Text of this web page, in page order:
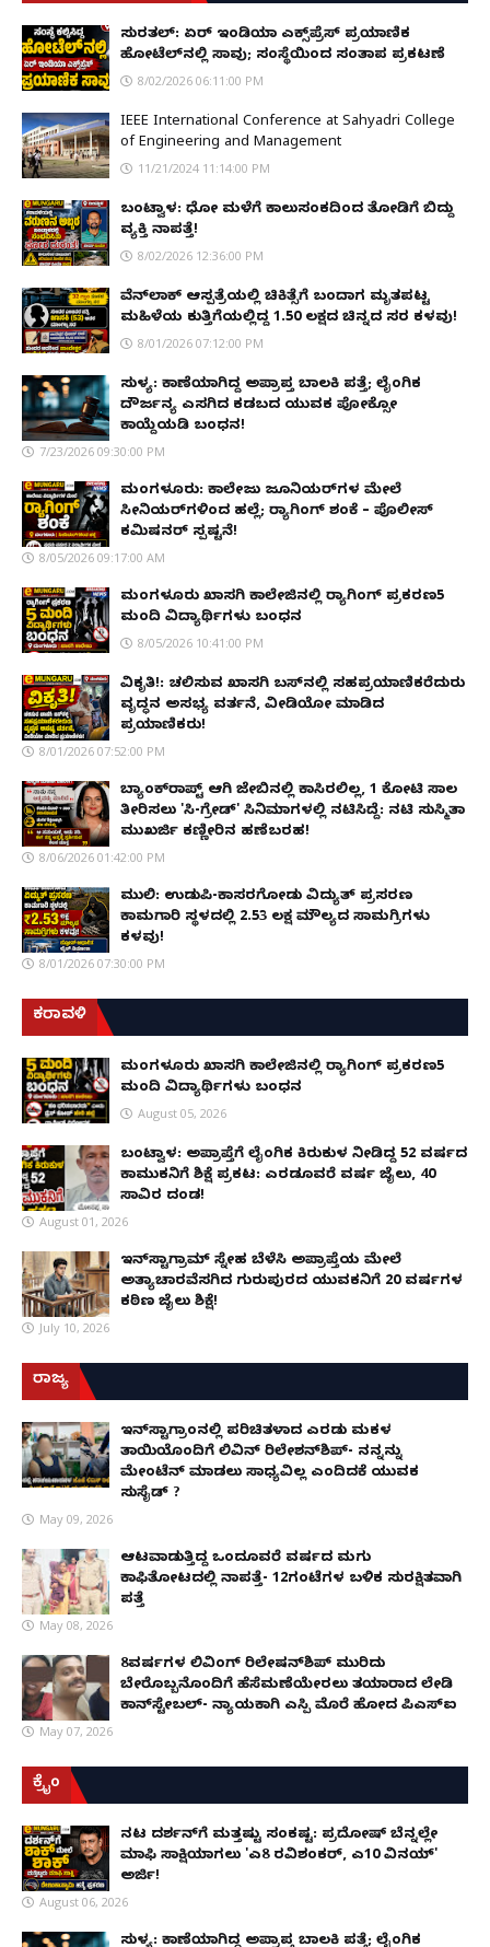
ಸುರತ್ಕಲ್: ಏರ್ ಇಂಡಿಯಾ ಎಕ್ಸ್‌ಪ್ರೆಸ್ ಪ್ರಯಾಣಿಕ
ಹೋಟೆಲ್‌ನಲ್ಲಿ ಸಾವು; ಸಂಸ್ಥೆಯಿಂದ ಸಂತಾಪ ಪ್ರಕಟಣೆ
8/02/2026 06:11:00 PM
IEEE International Conference at Sahyadri College
of Engineering and Management
11/21/2024 11:14:00 PM
ಬಂಟ್ವಾಳ: ಧೋ ಮಳೆಗೆ ಕಾಲುಸಂಕದಿಂದ ತೋಡಿಗೆ ಬಿದ್ದು
ವ್ಯಕ್ತಿ ನಾಪತ್ತೆ!
8/02/2026 12:36:00 PM
ವೆನ್‌ಲಾಕ್ ಆಸ್ಪತ್ರೆಯಲ್ಲಿ ಚಿಕಿತ್ಸೆಗೆ ಬಂದಾಗ ಮೃತಪಟ್ಟ
ಮಹಿಳೆಯ ಕುತ್ತಿಗೆಯಲ್ಲಿದ್ದ ₹1.50 ಲಕ್ಷದ ಚಿನ್ನದ ಸರ ಕಳವು!
8/01/2026 07:12:00 PM
ಸುಳ್ಯ: ಕಾಣೆಯಾಗಿದ್ದ ಅಪ್ರಾಪ್ತ ಬಾಲಕಿ ಪತ್ತೆ; ಲೈಂಗಿಕ
ದೌರ್ಜನ್ಯ ಎಸಗಿದ ಕಡಬದ ಯುವಕ ಪೋಕ್ಸೋ
ಕಾಯ್ದೆಯಡಿ ಬಂಧನ!
7/23/2026 09:30:00 PM
ಮಂಗಳೂರು: ಕಾಲೇಜು ಜೂನಿಯರ್‌ಗಳ ಮೇಲೆ
ಸೀನಿಯರ್‌ಗಳಿಂದ ಹಲ್ಲೆ; ರ‌್ಯಾಗಿಂಗ್ ಶಂಕೆ – ಪೊಲೀಸ್
ಕಮಿಷನರ್ ಸ್ಪಷ್ಟನೆ!
8/05/2026 09:17:00 AM
ಮಂಗಳೂರು ಖಾಸಗಿ ಕಾಲೇಜಿನಲ್ಲಿ ರ‌್ಯಾಗಿಂಗ್ ಪ್ರಕರಣ5
ಮಂದಿ ವಿದ್ಯಾರ್ಥಿಗಳು ಬಂಧನ
8/05/2026 10:41:00 PM
ವಿಕೃತಿ!: ಚಲಿಸುವ ಖಾಸಗಿ ಬಸ್‌ನಲ್ಲಿ ಸಹಪ್ರಯಾಣಿಕರೆದುರು
ವೃದ್ಧನ ಅಸಭ್ಯ ವರ್ತನೆ, ವೀಡಿಯೋ ಮಾಡಿದ
ಪ್ರಯಾಣಿಕರು!
8/01/2026 07:52:00 PM
ಬ್ಯಾಂಕ್‌ರಾಪ್ಟ್‌ ಆಗಿ ಜೇಬಿನಲ್ಲಿ ಕಾಸಿರಲಿಲ್ಲ, ₹1 ಕೋಟಿ ಸಾಲ
ತೀರಿಸಲು 'ಸಿ-ಗ್ರೇಡ್' ಸಿನಿಮಾಗಳಲ್ಲಿ ನಟಿಸಿದ್ದೆ: ನಟಿ ಸುಸ್ಮಿತಾ
ಮುಖರ್ಜಿ ಕಣ್ಣೀರಿನ ಹಣೆಬರಹ!
8/06/2026 01:42:00 PM
ಮುಲ್ಕಿ: ಉಡುಪಿ-ಕಾಸರಗೋಡು ವಿದ್ಯುತ್ ಪ್ರಸರಣ
ಕಾಮಗಾರಿ ಸ್ಥಳದಲ್ಲಿ ₹2.53 ಲಕ್ಷ ಮೌಲ್ಯದ ಸಾಮಗ್ರಿಗಳು
ಕಳವು!
8/01/2026 07:30:00 PM
ಕರಾವಳಿ
ಮಂಗಳೂರು ಖಾಸಗಿ ಕಾಲೇಜಿನಲ್ಲಿ ರ‌್ಯಾಗಿಂಗ್ ಪ್ರಕರಣ5
ಮಂದಿ ವಿದ್ಯಾರ್ಥಿಗಳು ಬಂಧನ
August 05, 2026
ಬಂಟ್ವಾಳ: ಅಪ್ರಾಪ್ತೆಗೆ ಲೈಂಗಿಕ ಕಿರುಕುಳ ನೀಡಿದ್ದ 52 ವರ್ಷದ
ಕಾಮುಕನಿಗೆ ಶಿಕ್ಷೆ ಪ್ರಕಟ: ಎರಡೂವರೆ ವರ್ಷ ಜೈಲು, ₹40
ಸಾವಿರ ದಂಡ!
August 01, 2026
ಇನ್‌ಸ್ಟಾಗ್ರಾಮ್ ಸ್ನೇಹ ಬೆಳೆಸಿ ಅಪ್ರಾಪ್ತೆಯ ಮೇಲೆ
ಅತ್ಯಾಚಾರವೆಸಗಿದ ಗುರುಪುರದ ಯುವಕನಿಗೆ 20 ವರ್ಷಗಳ
ಕಠಿಣ ಜೈಲು ಶಿಕ್ಷೆ!
July 10, 2026
ರಾಜ್ಯ
ಇನ್​ಸ್ಟಾಗ್ರಾಂನಲ್ಲಿ ಪರಿಚಿತಳಾದ ಎರಡು ಮಕ್ಕಳ
ತಾಯಿಯೊಂದಿಗೆ ಲಿವಿನ್ ರಿಲೇಶನ್​ಶಿಪ್- ನನ್ನನ್ನು
ಮೇಂಟೆನ್ ಮಾಡಲು ಸಾಧ್ಯವಿಲ್ಲ ಎಂದಿದಕ್ಕೆ ಯುವಕ
ಸುಸೈಡ್ ?
May 09, 2026
ಆಟವಾಡುತ್ತಿದ್ದ ಒಂದೂವರೆ ವರ್ಷದ ಮಗು
ಕಾಫಿತೋಟದಲ್ಲಿ ನಾಪತ್ತೆ- 12ಗಂಟೆಗಳ ಬಳಿಕ ಸುರಕ್ಷಿತವಾಗಿ
ಪತ್ತೆ
May 08, 2026
8ವರ್ಷಗಳ ಲಿವಿಂಗ್‌ ರಿಲೇಷನ್‌ಶಿಪ್ ಮುರಿದು
ಬೇರೊಬ್ಬನೊಂದಿಗೆ ಹೆಸೆಮಣೆಯೇರಲು ತಯಾರಾದ ಲೇಡಿ
ಕಾನ್‌ಸ್ಟೇಬಲ್- ನ್ಯಾಯಕ್ಕಾಗಿ ಎಸ್ಪಿ ಮೊರೆ ಹೋದ ಪಿಎಸ್ಐ
May 07, 2026
ಕ್ರೈಂ
ನಟ ದರ್ಶನ್‌ಗೆ ಮತ್ತಷ್ಟು ಸಂಕಷ್ಟ: ಪ್ರದೋಷ್ ಬೆನ್ನಲ್ಲೇ
ಮಾಫಿ ಸಾಕ್ಷಿಯಾಗಲು 'ಎ8 ರವಿಶಂಕರ್, ಎ10 ವಿನಯ್'
ಅರ್ಜಿ!
August 06, 2026
ಸುಳ್ಯ: ಕಾಣೆಯಾಗಿದ್ದ ಅಪ್ರಾಪ್ತ ಬಾಲಕಿ ಪತ್ತೆ; ಲೈಂಗಿಕ